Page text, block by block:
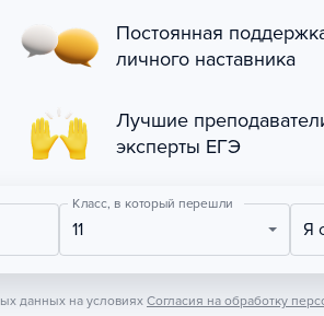
Постоянная
личного наставника
Лучшие
эксперты ЕГЭ
Класс, в который перешли
11
данных на условиях Согласия на обработку